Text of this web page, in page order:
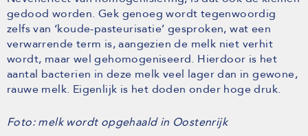
gedood worden. Gek genoeg wordt tegenwoordig
zelfs van ‘koude-pasteurisatie’ gesproken, wat een
verwarrende term is, aangezien de melk niet verhit
wordt, maar wel gehomogeniseerd. Hierdoor is het
aantal bacterien in deze melk veel lager dan in gewone,
rauwe melk. Eigenlijk is het doden onder hoge druk.
Foto: melk wordt opgehaald in Oostenrijk